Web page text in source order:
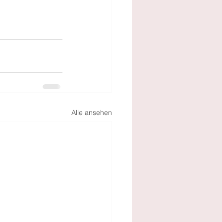
Alle ansehen